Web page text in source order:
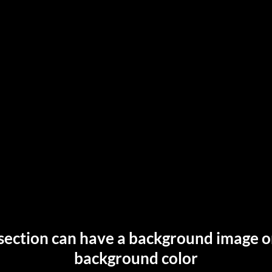
can have a background image
background color